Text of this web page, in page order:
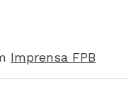
Imprensa FPB